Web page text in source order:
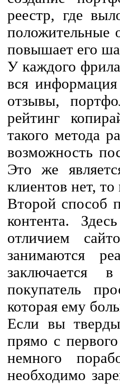
реестр, где
положительные
повышает его
У каждого
вся
отзывы,
рейтинг
такого метода
возможность
Это же
клиентов нет,
Второй способ
контента.
отличием
занимаются
заключается
покупатель
которая ему
Если вы
прямо с
немного
необходимо